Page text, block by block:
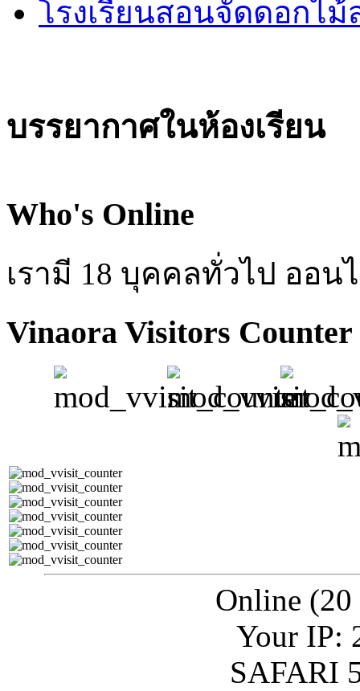
โรงเรียนสอนจัดดอกไม้
บรรยากาศในห้องเรียน
Who's Online
เรามี 18 บุคคลทั่วไป ออน
Vinaora Visitors Counter
Online (20
Your IP:
SAFARI